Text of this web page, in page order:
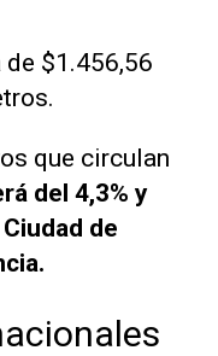
$1.456,56
que circulan
del 4,3% y
de